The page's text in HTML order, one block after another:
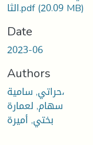
الثا.pdf(20.09 MB)
Date
2023-06
Authors
حراتي, سامية،
سهام, لعمارة
بختي, أميرة